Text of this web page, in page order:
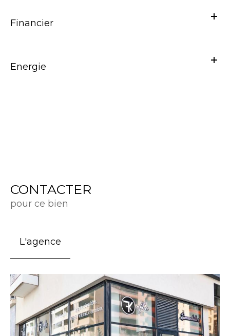
Financier
Energie
CONTACTER
pour ce bien
L'agence